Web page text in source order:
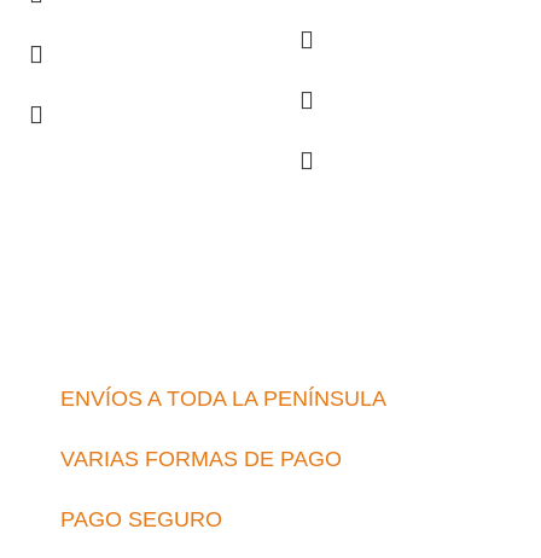
ENVÍOS A TODA LA PENÍNSULA
VARIAS FORMAS DE PAGO
PAGO SEGURO